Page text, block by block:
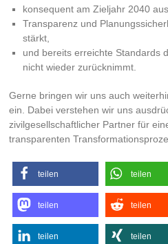
konsequent am Zieljahr 2040
Transparenz und
stärkt,
und bereits erreichte Standards
nicht wieder zurücknimmt.
Gerne bringen wir uns auch
ein. Dabei verstehen wir uns
zivilgesellschaftlicher Partner für
transparenten
teilen teilen
teilen teilen
teilen teilen